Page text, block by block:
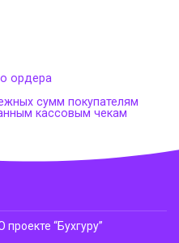
ордера
сумм покупателям
кассовым чекам
проекте “Бухгуру”